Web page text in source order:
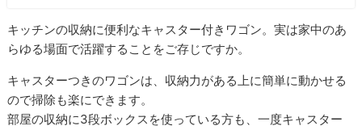
キッチンの収納に便利なキャスター付きワゴン。実は家中のあ
らゆる場面で活躍することをご存じですか。
キャスターつきのワゴンは、収納力がある上に簡単に動かせる
ので掃除も楽にできます。
部屋の収納に3段ボックスを使っている方も、一度キャスター